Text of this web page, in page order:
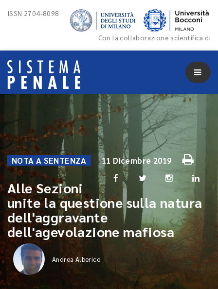
ISSN 2704-8098
Con la collaborazione scientifica di
NOTA A SENTENZA 11 Dicembre 2019
Alle Sezioni
unite la questione sulla natura
dell'aggravante
dell'agevolazione mafiosa
Andrea Alberico